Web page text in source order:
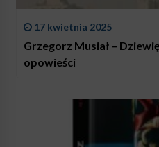
17 kwietnia 2025
Grzegorz Musiał –
opowieści